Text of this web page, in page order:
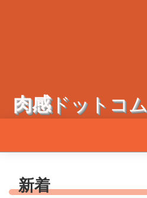
肉感ドットコム
新着